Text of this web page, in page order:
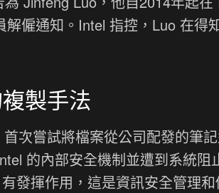
僱通知。Intel 指控，Luo 在得
製手法
次嘗試將檔案從公司配發的筆
的內部安全機制並遭到系統
發揮作用，這是資訊安全管理